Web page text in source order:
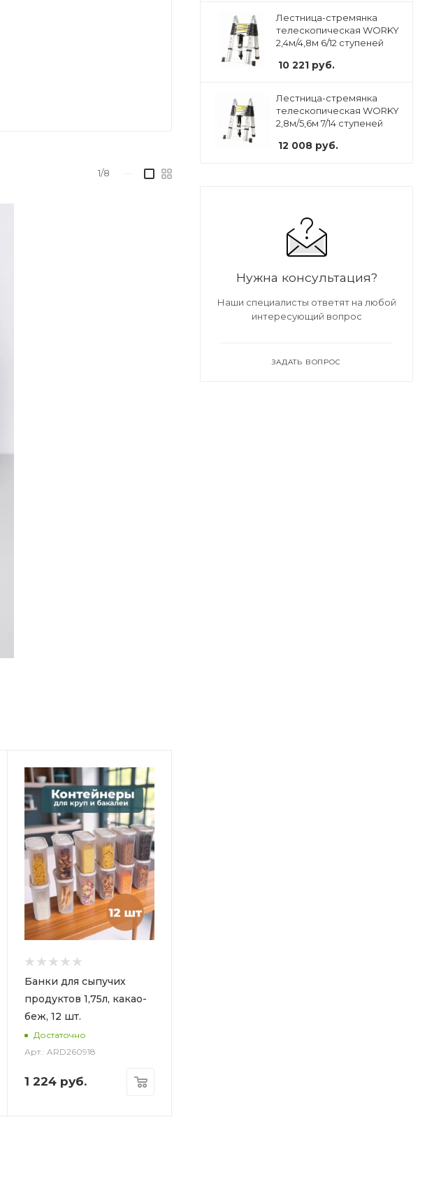
1/8
Банки для сыпучих
продуктов 1,75л, какао-
беж, 12 шт.
Достаточно
Арт.: ARD260918
1 224 руб.
Лестница-стремянка
телескопическая WORKY
2,4м/4,8м 6/12 ступеней
10 221 руб.
Лестница-стремянка
телескопическая WORKY
2,8м/5,6м 7/14 ступеней
12 008 руб.
Нужна консультация?
Наши специалисты ответят на любой
интересующий вопрос
ЗАДАТЬ ВОПРОС